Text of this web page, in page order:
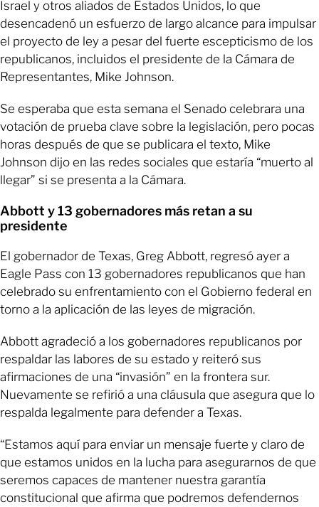
Israel y otros aliados de Estados Unidos, lo que
desencadenó un esfuerzo de largo alcance para impulsar
el proyecto de ley a pesar del fuerte escepticismo de los
republicanos, incluidos el presidente de la Cámara de
Representantes, Mike Johnson.
Se esperaba que esta semana el Senado celebrara una
votación de prueba clave sobre la legislación, pero pocas
horas después de que se publicara el texto, Mike
Johnson dijo en las redes sociales que estaría “muerto al
llegar” si se presenta a la Cámara.
Abbott y 13 gobernadores más retan a su
presidente
El gobernador de Texas, Greg Abbott, regresó ayer a
Eagle Pass con 13 gobernadores republicanos que han
celebrado su enfrentamiento con el Gobierno federal en
torno a la aplicación de las leyes de migración.
Abbott agradeció a los gobernadores republicanos por
respaldar las labores de su estado y reiteró sus
afirmaciones de una “invasión” en la frontera sur.
Nuevamente se refirió a una cláusula que asegura que lo
respalda legalmente para defender a Texas.
“Estamos aquí para enviar un mensaje fuerte y claro de
que estamos unidos en la lucha para asegurarnos de que
seremos capaces de mantener nuestra garantía
constitucional que afirma que podremos defendernos